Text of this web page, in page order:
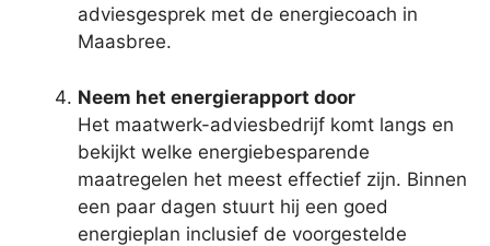
adviesgesprek met de energiecoach in
Maasbree.
Neem het energierapport door
Het maatwerk-adviesbedrijf komt langs en
bekijkt welke energiebesparende
maatregelen het meest effectief zijn. Binnen
een paar dagen stuurt hij een goed
energieplan inclusief de voorgestelde